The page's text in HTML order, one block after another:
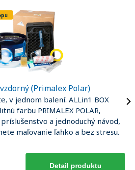
(Primalex Polar)
v jednom balení. ALLin1 BOX
farbu PRIMALEX POLAR,
a jednoduchý návod,
maľovanie ľahko a bez stresu.
Detail produktu